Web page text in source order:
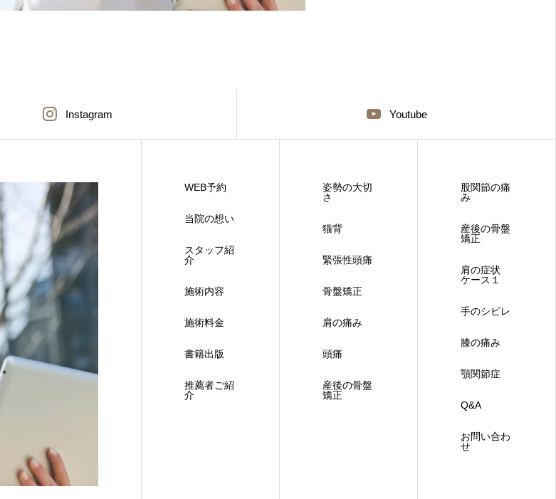
Instagram Youtube
WEB予約
当院の想い
スタッフ紹
介
施術内容
施術料金
書籍出版
推薦者ご紹
介
姿勢の大切
さ
猫背
緊張性頭痛
骨盤矯正
肩の痛み
頭痛
産後の骨盤
矯正
股関節の痛
み
産後の骨盤
矯正
肩の症状
ケース１
手のシビレ
膝の痛み
顎関節症
Q&A
お問い合わ
せ